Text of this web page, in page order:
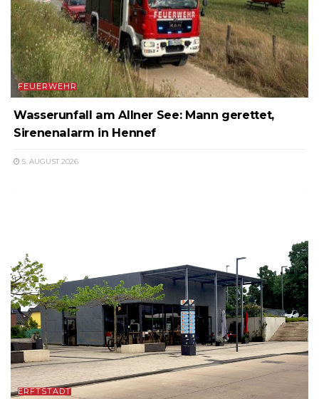
FEUERWEHR
Wasserunfall am Allner See: Mann gerettet,
Sirenenalarm in Hennef
5. AUGUST 2026
ERFTSTADT